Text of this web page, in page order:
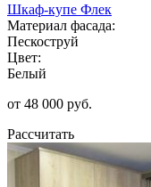
Шкаф-купе Флек
Материал фасада:
Пескоструй
Цвет:
Белый
от 48 000 руб.
Рассчитать